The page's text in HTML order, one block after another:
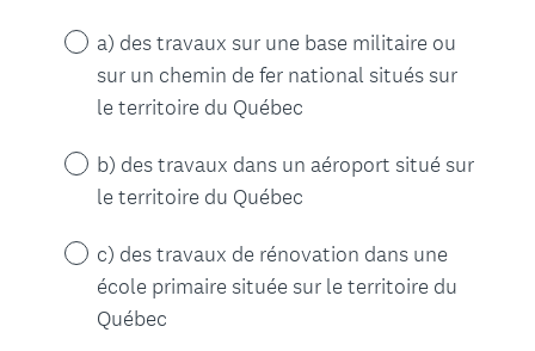
a) des travaux sur une base militaire ou
sur un chemin de fer national situés sur
le territoire du Québec
b) des travaux dans un aéroport situé sur
le territoire du Québec
c) des travaux de rénovation dans une
école primaire située sur le territoire du
Québec